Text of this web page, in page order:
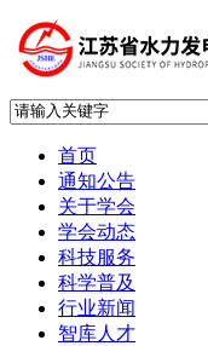
首页
通知公告
关于学会
学会动态
科技服务
科学普及
行业新闻
智库人才